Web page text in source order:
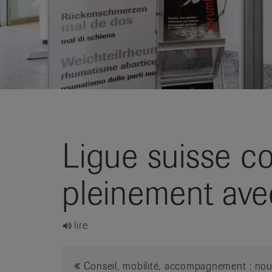
Ligue suisse
pleinement
lire
Conseil, mobilité, accompagnement :